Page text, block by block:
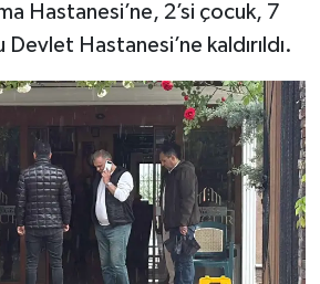
Hastanesi’ne, 2’si çocuk, 7
Hastanesi’ne kaldırıldı.